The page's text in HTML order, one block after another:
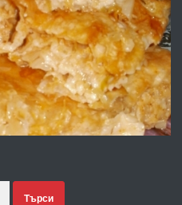
наем в супер център
преди 9 месеца
в регулация на брега
Търси